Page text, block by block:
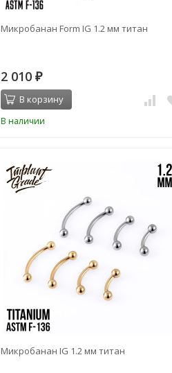
Микробанан Form IG 1.2 мм титан
2 010 ₽
В корзину
В наличии
Микробанан IG 1.2 мм титан